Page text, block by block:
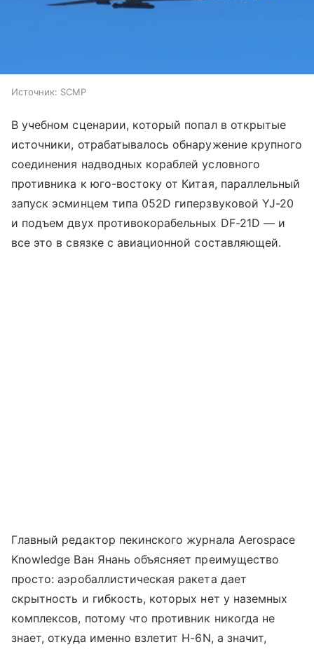
Источник: SCMP
В учебном сценарии, который попал в открытые
источники, отрабатывалось обнаружение крупного
соединения надводных кораблей условного
противника к юго-востоку от Китая, параллельный
запуск эсминцем типа 052D гиперзвуковой YJ-20
и подъем двух противокорабельных DF-21D — и
все это в связке с авиационной составляющей.
Главный редактор пекинского журнала Aerospace
Knowledge Ван Янань объясняет преимущество
просто: аэробаллистическая ракета дает
скрытность и гибкость, которых нет у наземных
комплексов, потому что противник никогда не
знает, откуда именно взлетит H-6N, а значит,